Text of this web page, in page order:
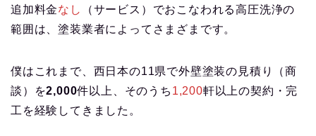
追加料金なし
（サービス）でおこなわれる高圧洗浄の
範囲は、塗装業者によってさまざまです。
僕はこれまで、西日本の11県で外壁塗装の見積り（商
談）を2,000件以上、そのうち 1,200軒以上の契約・完
工を経験してきました。